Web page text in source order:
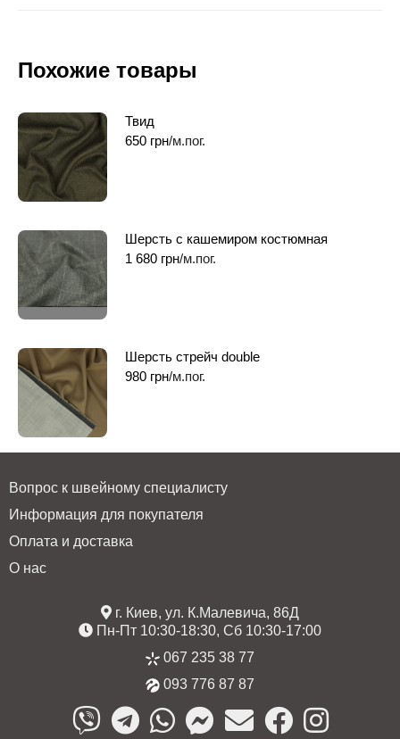
Похожие товары
Твид
650 грн/м.пог.
Шерсть с кашемиром костюмная
1 680 грн/м.пог.
Шерсть стрейч double
980 грн/м.пог.
Вопрос к швейному специалисту
Информация для покупателя
Оплата и доставка
О нас
г. Киев, ул. К.Малевича, 86Д
Пн-Пт 10:30-18:30, Сб 10:30-17:00
067 235 38 77
093 776 87 87